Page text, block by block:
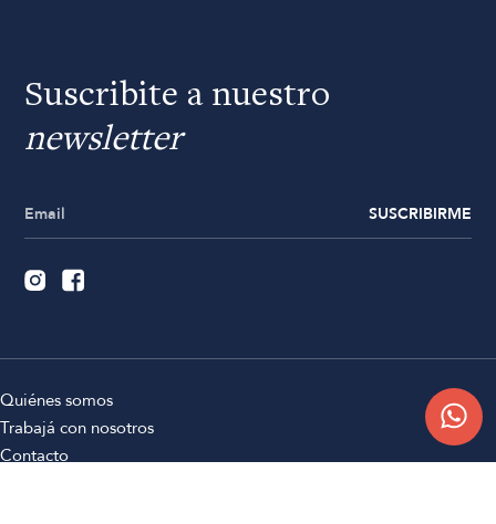
Suscribite a nuestro
newsletter
SUSCRIBIRME
Quiénes somos
Trabajá con nosotros
Contacto